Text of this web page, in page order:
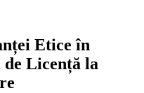
Etice în
Licență la